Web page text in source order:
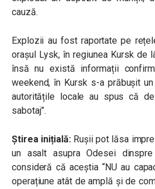
cauză.
Explozii au fost raportate pe
orașul Lysk, în regiunea Kursk de
însă nu există informații
weekend, în Kursk s-a prăbușit
autoritățile locale au spus că
sabotaj”.
Știrea inițială:Rușii pot lăsa
un asalt asupra Odesei
consideră că aceștia “NU au
operațiune atât de amplă și de